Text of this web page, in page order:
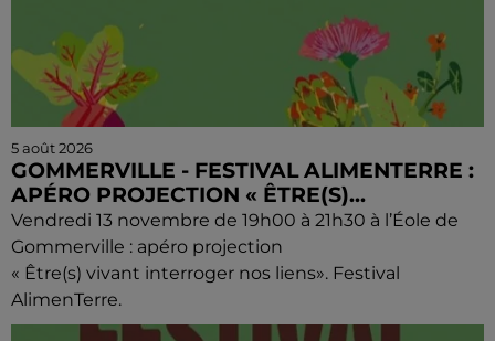
5 août 2026
GOMMERVILLE - FESTIVAL ALIMENTERRE :
APÉRO PROJECTION « ÊTRE(S)...
Vendredi 13 novembre de 19h00 à 21h30 à l’Éole de
Gommerville : apéro projection
« Être(s) vivant interroger nos liens». Festival
AlimenTerre.